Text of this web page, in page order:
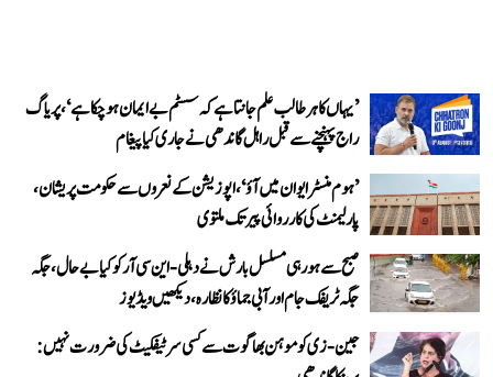
’یہاں کا ہر طالب علم جانتا ہے کہ سسٹم بے ایمان ہو چکا ہے‘، پریاگ
راج پہنچنے سے قبل راہل گاندھی نے جاری کیا پیغام
’ہوم منسٹر ایوان میں آؤ‘، اپوزیشن کے نعروں سے حکومت پریشان،
پارلیمنٹ کی کارروائی پیر تک ملتوی
صبح سے ہو رہی مسلسل بارش نے دہلی-این سی آر کو کیا بے حال، جگہ
جگہ ٹریفک جام اور آبی جماؤ کا نظارہ، دیکھیں ویڈیوز
جین-زی کو موہن بھاگوت سے کسی سرٹیفکیٹ کی ضرورت نہیں: